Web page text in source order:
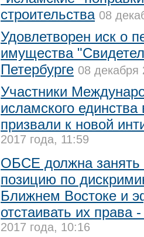
строительства 08
Удовлетворен иск о
имущества
Петербурге 08 декабря
Участники
исламского единства
призвали к новой
2017 года, 11:59
ОБСЕ должна занять
позицию по
Ближнем Востоке и
отстаивать их права
2017 года, 10:16